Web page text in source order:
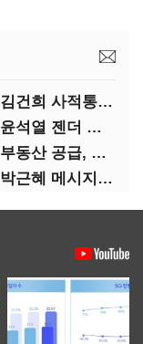
(노영희의 뉴스인사이다)이준석 "김건희 사적통화, '김지은 2차 가해' 성립 안 돼"
(노영희의 뉴스인사이다)고민정 "윤석열 젠더 갈라치기…갈등 불씨가 지지율 자양분"
(노영희의 뉴스인사이다)박수현 "부동산 공급, 역대 정부에 뒤지지 않아"
(노영희의 뉴스인사이다)김용남 "박근혜 메시지, '정권교체 필요성' 강조할 듯"